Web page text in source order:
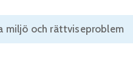
miljö och rättviseproblem